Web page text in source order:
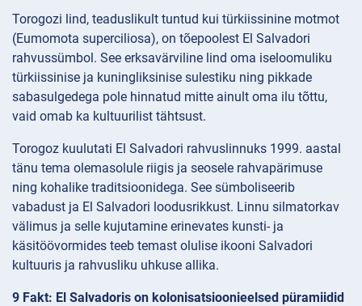
Torogozi lind, teaduslikult tuntud kui türkiissinine motmot
(Eumomota superciliosa), on tõepoolest El Salvadori
rahvussümbol. See erksavärviline lind oma iseloomuliku
türkiissinise ja kuningliksinise sulestiku ning pikkade
sabasulgedega pole hinnatud mitte ainult oma ilu tõttu,
vaid omab ka kultuurilist tähtsust.
Torogoz kuulutati El Salvadori rahvuslinnuks 1999. aastal
tänu tema olemasolule riigis ja seosele rahvapärimuse
ning kohalike traditsioonidega. See sümboliseerib
vabadust ja El Salvadori loodusrikkust. Linnu silmatorkav
välimus ja selle kujutamine erinevates kunsti- ja
käsitöövormides teeb temast olulise ikooni Salvadori
kultuuris ja rahvusliku uhkuse allika.
9 Fakt: El Salvadoris on kolonisatsioonieelsed püramiidid